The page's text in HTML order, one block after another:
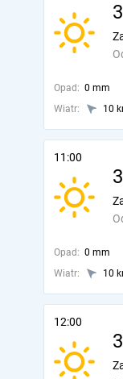
Opad: 0 mm
Wiatr:
10
11:00
Opad: 0 mm
Wiatr:
10
12:00